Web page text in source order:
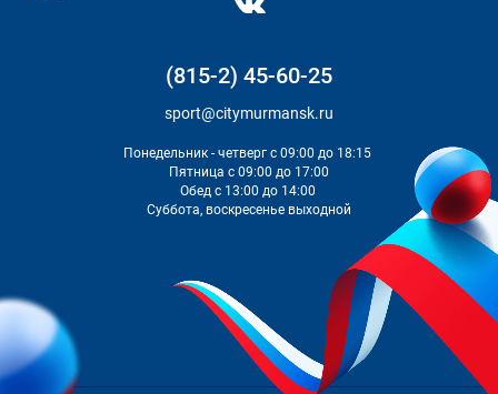
(815-2) 45-60-25
sport@citymurmansk.ru
Понедельник - четверг с 09:00 до 18:15
Пятница с 09:00 до 17:00
Обед с 13:00 до 14:00
Суббота, воскресенье выходной